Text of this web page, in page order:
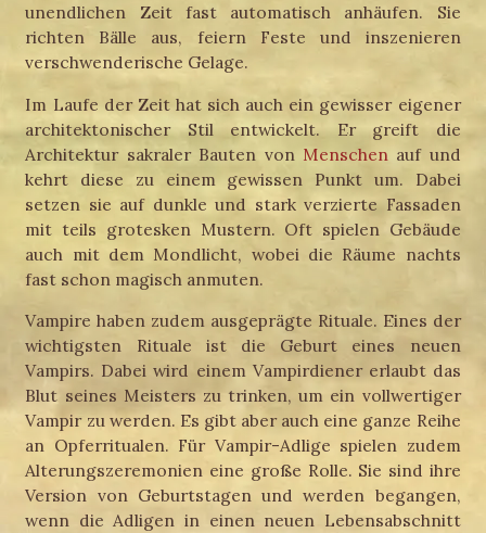
unendlichen Zeit fast automatisch anhäufen. Sie
richten Bälle aus, feiern Feste und inszenieren
verschwenderische Gelage.
Im Laufe der Zeit hat sich auch ein gewisser eigener
architektonischer Stil entwickelt. Er greift die
Architektur sakraler Bauten von Menschen auf und
kehrt diese zu einem gewissen Punkt um. Dabei
setzen sie auf dunkle und stark verzierte Fassaden
mit teils grotesken Mustern. Oft spielen Gebäude
auch mit dem Mondlicht, wobei die Räume nachts
fast schon magisch anmuten.
Vampire haben zudem ausgeprägte Rituale. Eines der
wichtigsten Rituale ist die Geburt eines neuen
Vampirs. Dabei wird einem Vampirdiener erlaubt das
Blut seines Meisters zu trinken, um ein vollwertiger
Vampir zu werden. Es gibt aber auch eine ganze Reihe
an Opferritualen. Für Vampir-Adlige spielen zudem
Alterungszeremonien eine große Rolle. Sie sind ihre
Version von Geburtstagen und werden begangen,
wenn die Adligen in einen neuen Lebensabschnitt